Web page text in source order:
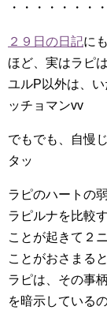
・・・・・・・
２９日の日記に
ほど、実はラピ
ユルP以外は、い
ッチョマンvv
でもでも、自慢
タッ
ラピのハートの
ラピルナを比較
ことが起きて２
ことがおさまる
ラピは、その事
を暗示している